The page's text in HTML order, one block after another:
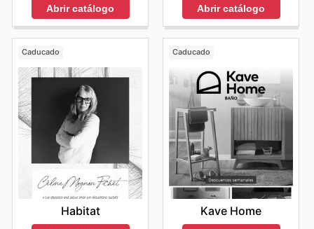
Abrir catálogo Abrir catálogo
Caducado
Habitat
Caducado
Kave Home